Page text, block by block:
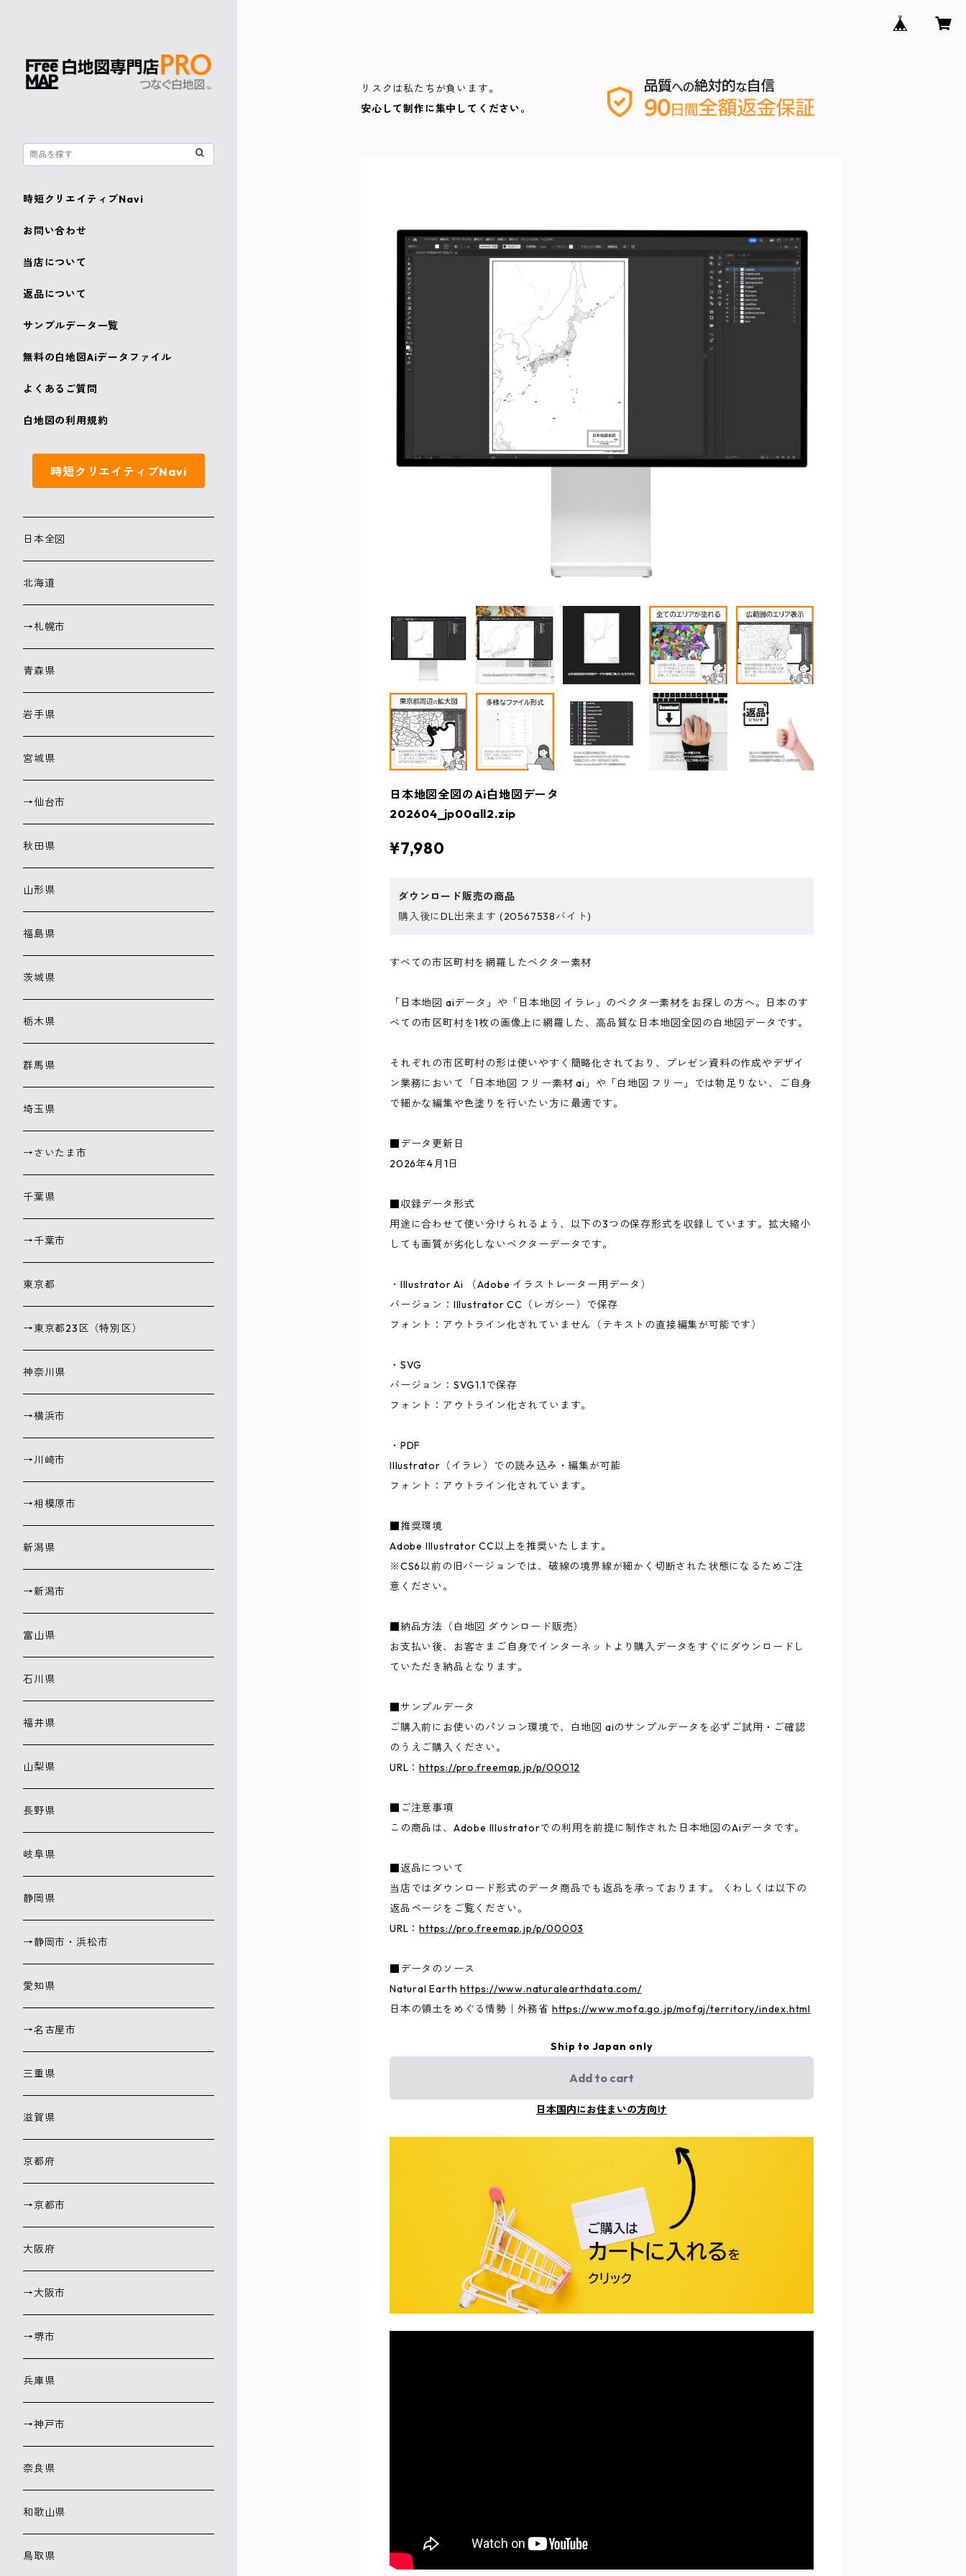
リスクは私たちが負います。
安心して制作に集中してください。
日本地図全図のAi白地図データ
202604_jp00all2.zip
¥7,980
ダウンロード販売の商品
購入後にDL出来ます (20567538バイト)
すべての市区町村を網羅したベクター素材
「日本地図 aiデータ」や「日本地図 イラレ」のベクター素材をお探しの方へ。日本のす
べての市区町村を1枚の画像上に網羅した、高品質な日本地図全図の白地図データです。
それぞれの市区町村の形は使いやすく簡略化されており、プレゼン資料の作成やデザイ
ン業務において「日本地図 フリー素材 ai」や「白地図 フリー」では物足りない、ご自身
で細かな編集や色塗りを行いたい方に最適です。
■データ更新日
2026年4月1日
■収録データ形式
用途に合わせて使い分けられるよう、以下の3つの保存形式を収録しています。拡大縮小
しても画質が劣化しないベクターデータです。
・Illustrator Ai （Adobe イラストレーター用データ）
バージョン：Illustrator CC（レガシー）で保存
フォント：アウトライン化されていません（テキストの直接編集が可能です）
・SVG
バージョン：SVG1.1で保存
フォント：アウトライン化されています。
・PDF
Illustrator（イラレ）での読み込み・編集が可能
フォント：アウトライン化されています。
■推奨環境
Adobe Illustrator CC以上を推奨いたします。
※CS6以前の旧バージョンでは、破線の境界線が細かく切断された状態になるためご注
意ください。
■納品方法（白地図 ダウンロード販売）
お支払い後、お客さまご自身でインターネットより購入データをすぐにダウンロードし
ていただき納品となります。
■サンプルデータ
ご購入前にお使いのパソコン環境で、白地図 aiのサンプルデータを必ずご試用・ご確認
のうえご購入ください。
URL：https://pro.freemap.jp/p/00012
■ご注意事項
この商品は、Adobe Illustratorでの利用を前提に制作された日本地図のAiデータです。
■返品について
当店ではダウンロード形式のデータ商品でも返品を承っております。 くわしくは以下の
返品ページをご覧ください。
URL：https://pro.freemap.jp/p/00003
■データのソース
Natural Earthhttps://www.naturalearthdata.com/
日本の領土をめぐる情勢｜外務省 https://www.mofa.go.jp/mofaj/territory/index.html
Ship to Japan only
Add to cart
日本国内にお住まいの方向け
時短クリエイティブNavi
お問い合わせ
当店について
返品について
サンプルデータ一覧
無料の白地図Aiデータファイル
よくあるご質問
白地図の利用規約
時短クリエイティブNavi
日本全図
北海道
→札幌市
青森県
岩手県
宮城県
→仙台市
秋田県
山形県
福島県
茨城県
栃木県
群馬県
埼玉県
→さいたま市
千葉県
→千葉市
東京都
→東京都23区（特別区）
神奈川県
→横浜市
→川崎市
→相模原市
新潟県
→新潟市
富山県
石川県
福井県
山梨県
長野県
岐阜県
静岡県
→静岡市・浜松市
愛知県
→名古屋市
三重県
滋賀県
京都府
→京都市
大阪府
→大阪市
→堺市
兵庫県
→神戸市
奈良県
和歌山県
鳥取県